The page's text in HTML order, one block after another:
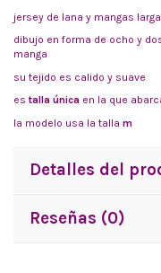
jersey de lana y mangas
dibujo en forma de ocho y
manga
su tejido es calido y suave
estalla única en la que
la modelo usa la talla m
Detalles del
Reseñas (0)